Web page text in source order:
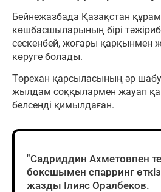
Бейнежазбада Қазақстан
көшбасшыларының бірі
сескенбей, жоғары қарқынмен
көруге болады.
Төрехан қарсыласының әр
жылдам соққылармен жауап
белсенді қимылдаған.
"Садриддин Ахметовпен
боксшымен спарринг
жазды Ілияс Оралбеков.